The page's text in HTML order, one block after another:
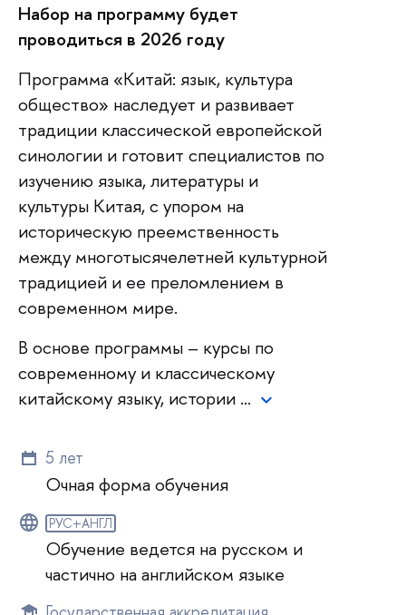
Набор на программу будет
проводиться в 2026 году
Программа «Китай: язык, культура
общество» наследует и развивает
традиции классической европейской
синологии и готовит специалистов по
изучению языка, литературы и
культуры Китая, с упором на
историческую преемственность
между многотысячелетней культурной
традицией и ее преломлением в
современном мире.
В основе программы – курсы по
современному и классическому
китайскому языку, истории …
5 лет
Очная форма обучения
РУС+АНГЛ
Обучение ведется на русском и
частично на английском языке